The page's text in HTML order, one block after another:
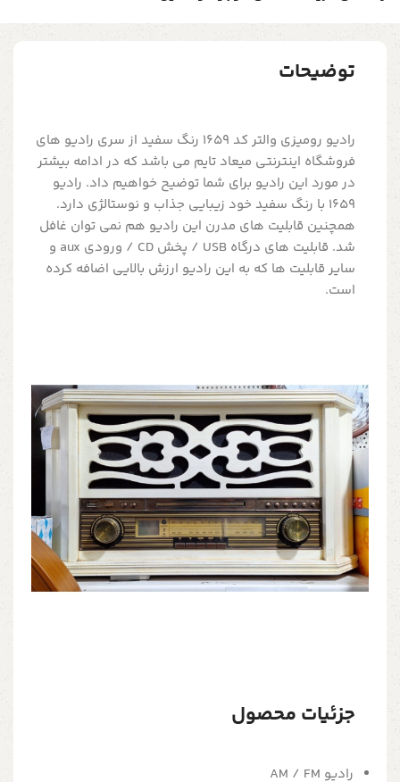
توضیحات
رادیو رومیزی والتر کد 1659 رنگ سفید از سری رادیو های
فروشگاه اینترنتی میعاد تایم می باشد که در ادامه بیشتر
در مورد این رادیو برای شما توضیح خواهیم داد. رادیو
1659 با رنگ سفید خود زیبایی جذاب و نوستالژی دارد.
همچنین قابلیت های مدرن این رادیو هم نمی توان غافل
شد. قابلیت های درگاه USB / پخش CD / ورودی aux و
سایر قابلیت ها که به این رادیو ارزش بالایی اضافه کرده
است.
جزئیات محصول
رادیو AM / FM